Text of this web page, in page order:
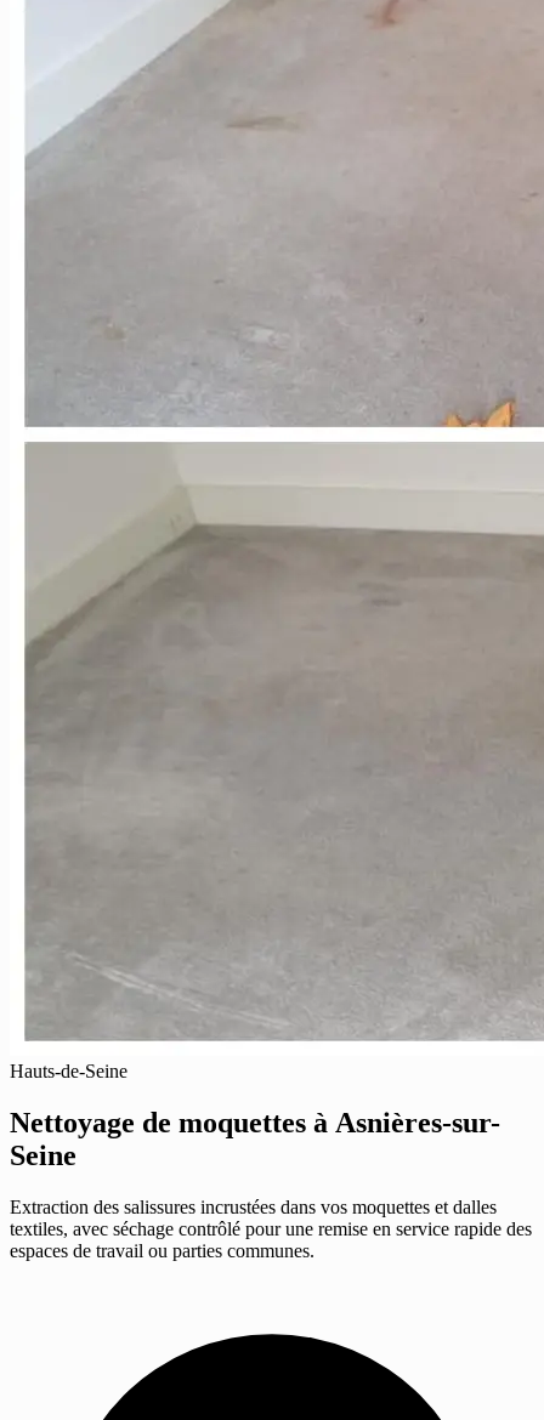
Hauts-de-Seine
Nettoyage de moquettes à Asnières-sur-
Seine
Extraction des salissures incrustées dans vos moquettes et dalles
textiles, avec séchage contrôlé pour une remise en service rapide des
espaces de travail ou parties communes.